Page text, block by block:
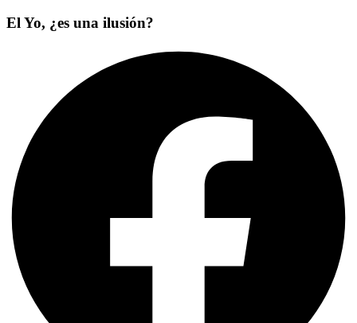
El Yo, ¿es una ilusión?